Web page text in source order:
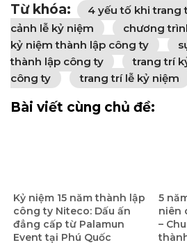
Từ khóa: 4 yếu tố khi trang
cảnh lễ kỷ niệm
chương
kỷ niệm thành lập công ty
thành lập công ty
trang trí
công ty
trang trí lễ kỷ niệm
Bài viết cùng chủ đề:
Kỷ niệm 15 năm thành lập
công ty Niteco: Dấu ấn
đẳng cấp từ Palamun
Event tại Phú Quốc
5
niên
–